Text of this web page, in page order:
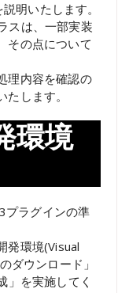
明いたします。
スは、一部実装
その点について
理内容を確認の
します。
環境
プラグインの準
発環境(Visual
ダウンロード」
」を実施してく